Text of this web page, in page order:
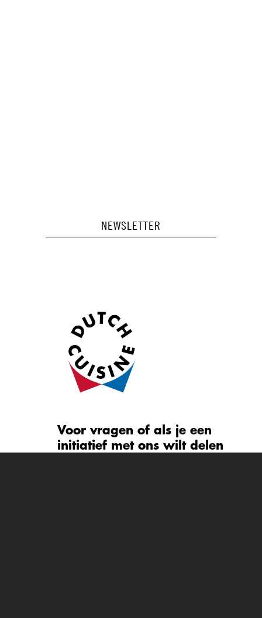
NEWSLETTER
Voor vragen of als je een
initiatief met ons wilt delen